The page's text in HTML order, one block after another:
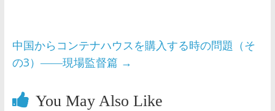
中国からコンテナハウスを購入する時の問題（そ
の3）――現場監督篇 →
You May Also Like